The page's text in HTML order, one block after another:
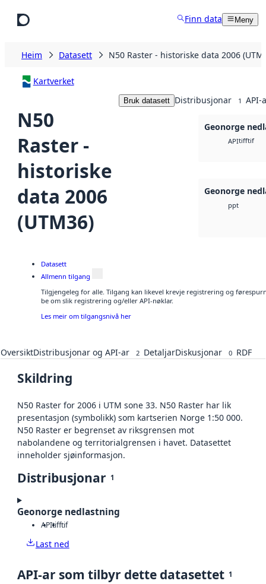
Finn data Meny
Heim Datasett N50 Raster - historiske data 2006
Kartverket
N50
Raster -
historiske
data 2006
(UTM36)
Bruk datasett Distribusjonar 1 API-
Geonorge
APItifftif
Geonorge
ppt
Datasett
Allmenn tilgang
Tilgjengeleg for alle. Tilgang kan likevel krevje registrering og
be om slik registrering og/eller API-nøklar.
Les meir om tilgangsnivå her
OversiktDistribusjonar og API-ar 2 DetaljarDiskusjonar 0 RDF
Skildring
N50 Raster for 2006 i UTM sone 33. N50 Raster har lik
presentasjon (symbolikk) som kartserien Norge 1:50 000.
N50 Raster er begrenset av riksgrensen mot
nabolandene og territorialgrensen i havet. Datasettet
inneholder sjøinformasjon.
Distribusjonar 1
Geonorge nedlastning
APItifftif
Last ned
API-ar som tilbyr dette datasettet 1